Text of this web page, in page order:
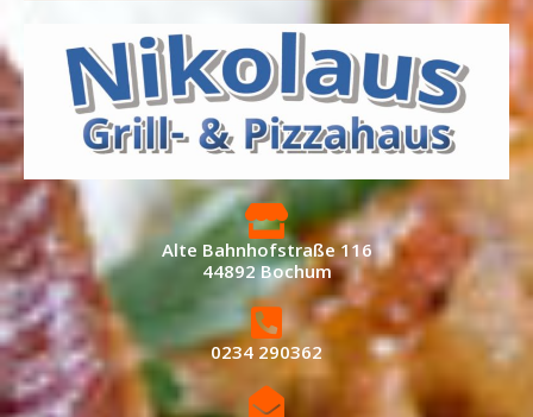
Alte Bahnhofstraße 116
44892 Bochum
0234 290362